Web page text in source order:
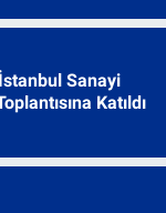
Sanayi
Katıldı